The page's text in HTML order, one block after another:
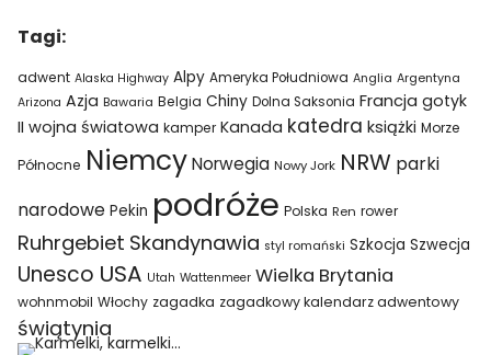
Tagi:
adwent Alaska Highway Alpy Ameryka Południowa Anglia Argentyna
Arizona Azja Bawaria Belgia Chiny Dolna Saksonia Francja gotyk
II wojna światowa kamper Kanada katedra książki Morze
Północne Niemcy Norwegia Nowy Jork NRW parki
narodowe Pekin podróże Polska Ren rower
Ruhrgebiet Skandynawia styl romański Szkocja Szwecja
Unesco USA Utah Wattenmeer Wielka Brytania
wohnmobil Włochy zagadka zagadkowy kalendarz adwentowy
świątynia